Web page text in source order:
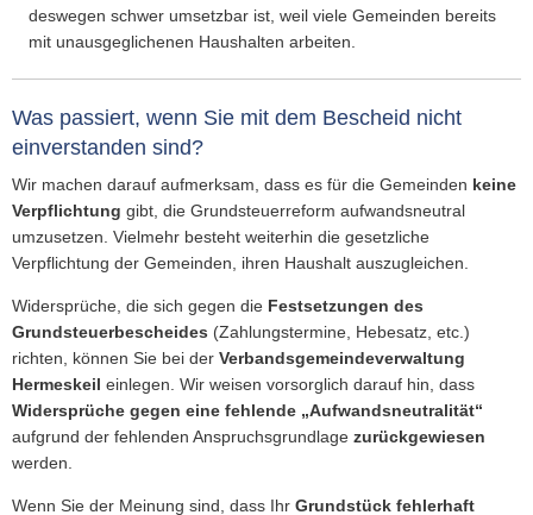
deswegen schwer umsetzbar ist, weil viele Gemeinden bereits
mit unausgeglichenen Haushalten arbeiten.
Was passiert, wenn Sie mit dem Bescheid nicht
einverstanden sind?
Wir machen darauf aufmerksam, dass es für die Gemeinden keine
Verpflichtung gibt, die Grundsteuerreform aufwandsneutral
umzusetzen. Vielmehr besteht weiterhin die gesetzliche
Verpflichtung der Gemeinden, ihren Haushalt auszugleichen.
Widersprüche, die sich gegen die Festsetzungen des
Grundsteuerbescheides (Zahlungstermine, Hebesatz, etc.)
richten, können Sie bei der Verbandsgemeindeverwaltung
Hermeskeil einlegen. Wir weisen vorsorglich darauf hin, dass
Widersprüche gegen eine fehlende „Aufwandsneutralität“
aufgrund der fehlenden Anspruchsgrundlage zurückgewiesen
werden.
Wenn Sie der Meinung sind, dass Ihr Grundstück fehlerhaft